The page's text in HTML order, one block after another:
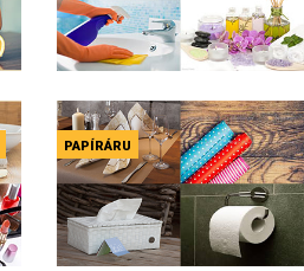
PAPÍRÁRU